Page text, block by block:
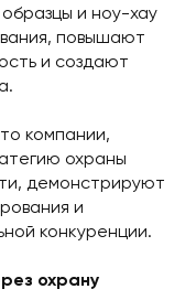
и ноу-хау
повышают
и создают
компании,
охраны
демонстрируют
и
конкуренции.
охрану